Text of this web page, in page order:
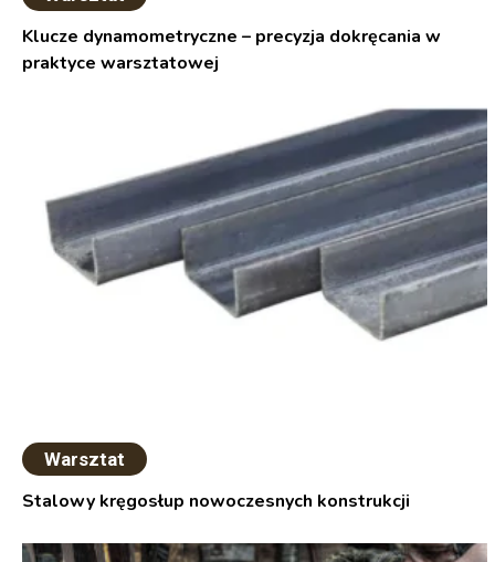
Klucze dynamometryczne – precyzja dokręcania w
praktyce warsztatowej
Warsztat
Stalowy kręgosłup nowoczesnych konstrukcji